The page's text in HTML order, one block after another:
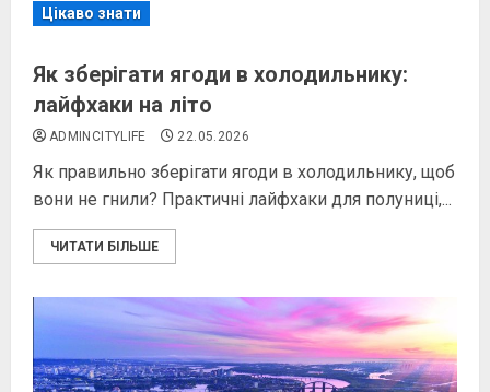
Цікаво знати
Як зберігати ягоди в холодильнику:
лайфхаки на літо
ADMINCITYLIFE 22.05.2026
Як правильно зберігати ягоди в холодильнику, щоб
вони не гнили? Практичні лайфхаки для полуниці,...
ЧИТАТИ БІЛЬШЕ